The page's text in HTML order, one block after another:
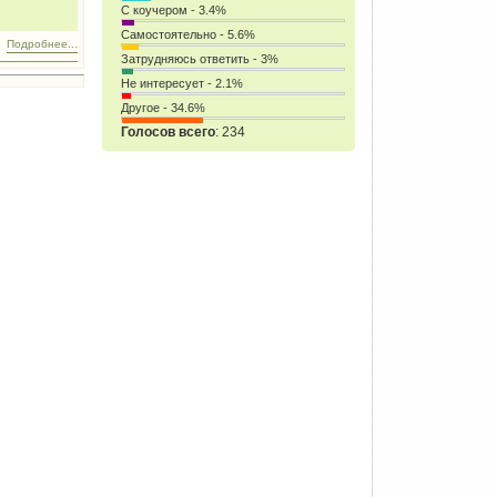
Подробнее...
С коучером - 3.4%
Самостоятельно - 5.6%
Затрудняюсь ответить - 3%
Не интересует - 2.1%
Другое - 34.6%
Голосов всего: 234